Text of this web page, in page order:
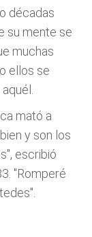
décadas
su mente se
muchas
ellos se
mató a
y son los
escribió
"Romperé